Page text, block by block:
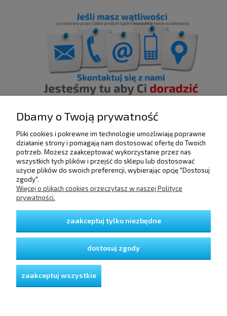
POMOC
DOSTAWA I PŁATNOŚCI
GWARANCJA I ZWROTY
O FIRMIE
Dbamy o Twoją prywatność
Pliki cookies i pokrewne im technologie umożliwiają poprawne
działanie strony i pomagają nam dostosować ofertę do Twoich
potrzeb. Możesz zaakceptować wykorzystanie przez nas
wszystkich tych plików i przejść do sklepu lub dostosować
użycie plików do swoich preferencji, wybierając opcję "Dostosuj
zgody".
Więcej o plikach cookies przeczytasz w naszej Polityce
prywatności.
zaakceptuj tylko niezbędne
dostosuj zgody
zaakceptuj wszystkie